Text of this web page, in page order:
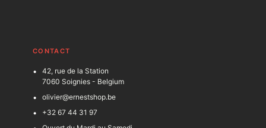
CONTACT
42, rue de la Station
7060 Soignies - Belgium
olivier@ernestshop.be
+32 67 44 31 97